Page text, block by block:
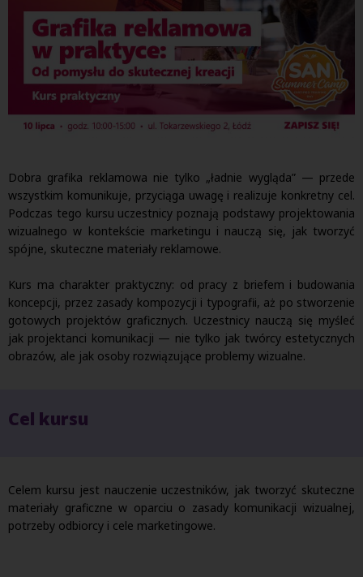
Dobra grafika reklamowa nie tylko „ładnie wygląda” — przede
wszystkim komunikuje, przyciąga uwagę i realizuje konkretny cel.
Podczas tego kursu uczestnicy poznają podstawy projektowania
wizualnego w kontekście marketingu i nauczą się, jak tworzyć
spójne, skuteczne materiały reklamowe.
Kurs ma charakter praktyczny: od pracy z briefem i budowania
koncepcji, przez zasady kompozycji i typografii, aż po stworzenie
gotowych projektów graficznych. Uczestnicy nauczą się myśleć
jak projektanci komunikacji — nie tylko jak twórcy estetycznych
obrazów, ale jak osoby rozwiązujące problemy wizualne.
Cel kursu
Celem kursu jest nauczenie uczestników, jak tworzyć skuteczne
materiały graficzne w oparciu o zasady komunikacji wizualnej,
potrzeby odbiorcy i cele marketingowe.